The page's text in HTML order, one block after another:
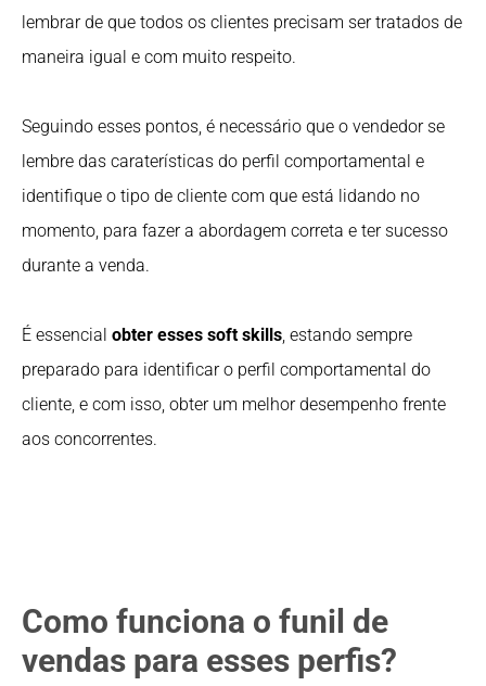
lembrar de que todos os clientes precisam ser tratados de
maneira igual e com muito respeito.
Seguindo esses pontos, é necessário que o vendedor se
lembre das caraterísticas do perfil comportamental e
identifique o tipo de cliente com que está lidando no
momento, para fazer a abordagem correta e ter sucesso
durante a venda.
É essencial obter esses soft skills, estando sempre
preparado para identificar o perfil comportamental do
cliente, e com isso, obter um melhor desempenho frente
aos concorrentes.
Como funciona o funil de
vendas para esses perfis?